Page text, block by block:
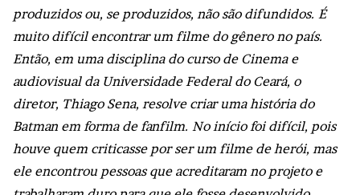
produzidos ou, se produzidos, não são difundidos. É
muito difícil encontrar um filme do gênero no país.
Então, em uma disciplina do curso de Cinema e
audiovisual da Universidade Federal do Ceará, o
diretor, Thiago Sena, resolve criar uma história do
Batman em forma de fanfilm. No início foi difícil, pois
houve quem criticasse por ser um filme de herói, mas
ele encontrou pessoas que acreditaram no projeto e